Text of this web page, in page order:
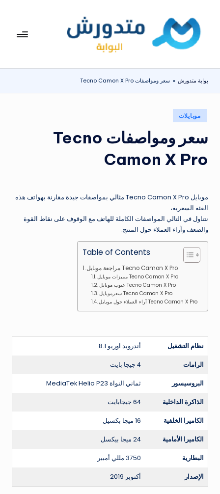
المحتوىبوا
مت
دو
ر
ش
تعرف
المنزلية
يومياً
بوابة متدورش » سعر ومواصفات Tecno Camon X Pro
في
موبايلات
سعر ومواصفات Tecno
Camon X Pro
موبايل Tecno Camon X Pro مثالي بمواصفات جيدة مقارنة بهواتف هذه
الفئة السعرية،
نتناول في التالي المواصفات الكاملة للهاتف مع الوقوف على نقاط القوة
والضعف وآراء العملاء حول المنتج.
Table of Contents
مراجعة موبايل Tecno Camon X Pro
مميزات موبايل Tecno Camon X Pro
عيوب موبايل Tecno Camon X Pro
سعرموبايل Tecno Camon X Pro
آراء العملاء حول موبايل Tecno Camon X Pro
نظام التشغيل أندرويد اوريو 8.1
الرامات 4 جيجا بايت
البروسيسور ثماني النواة MediaTek Helio P23
الذاكرة الداخلية 64 جيجابايت
الكاميرا الخلفية 16 ميجا بكسيل
الكاميرا الأمامية 24 ميجا بيكسل
البطارية 3750 مللي أمبير
الإصدار أكتوبر 2019